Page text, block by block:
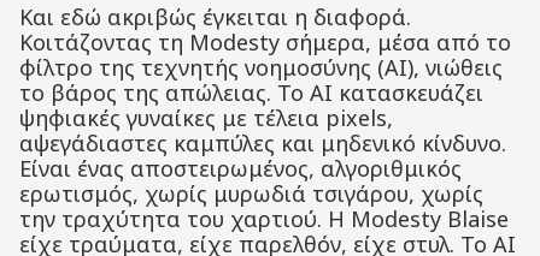
Και εδώ ακριβώς έγκειται η διαφορά.
Κοιτάζοντας τη Modesty σήμερα, μέσα από το
φίλτρο της τεχνητής νοημοσύνης (AI), νιώθεις
το βάρος της απώλειας. Το AI κατασκευάζει
ψηφιακές γυναίκες με τέλεια pixels,
αψεγάδιαστες καμπύλες και μηδενικό κίνδυνο.
Είναι ένας αποστειρωμένος, αλγοριθμικός
ερωτισμός, χωρίς μυρωδιά τσιγάρου, χωρίς
την τραχύτητα του χαρτιού. Η Modesty Blaise
είχε τραύματα, είχε παρελθόν, είχε στυλ. Το AI